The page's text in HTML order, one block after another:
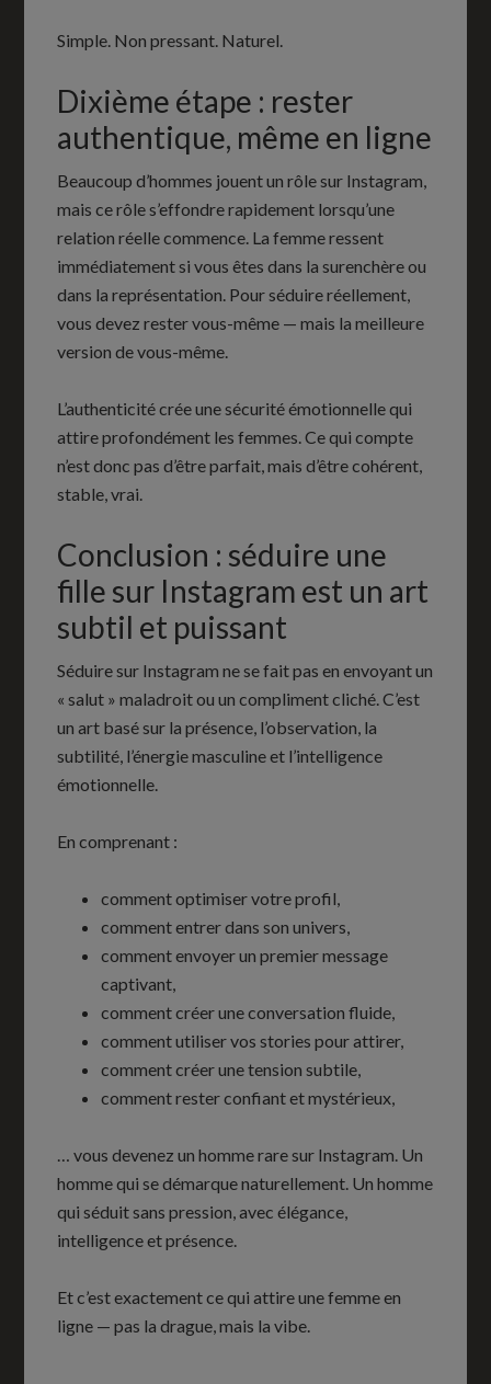
Simple. Non pressant. Naturel.
Dixième étape : rester
authentique, même en ligne
Beaucoup d’hommes jouent un rôle sur Instagram,
mais ce rôle s’effondre rapidement lorsqu’une
relation réelle commence. La femme ressent
immédiatement si vous êtes dans la surenchère ou
dans la représentation. Pour séduire réellement,
vous devez rester vous-même — mais la meilleure
version de vous-même.
L’authenticité crée une sécurité émotionnelle qui
attire profondément les femmes. Ce qui compte
n’est donc pas d’être parfait, mais d’être cohérent,
stable, vrai.
Conclusion : séduire une
fille sur Instagram est un art
subtil et puissant
Séduire sur Instagram ne se fait pas en envoyant un
« salut » maladroit ou un compliment cliché. C’est
un art basé sur la présence, l’observation, la
subtilité, l’énergie masculine et l’intelligence
émotionnelle.
En comprenant :
comment optimiser votre profil,
comment entrer dans son univers,
comment envoyer un premier message
captivant,
comment créer une conversation fluide,
comment utiliser vos stories pour attirer,
comment créer une tension subtile,
comment rester confiant et mystérieux,
… vous devenez un homme rare sur Instagram. Un
homme qui se démarque naturellement. Un homme
qui séduit sans pression, avec élégance,
intelligence et présence.
Et c’est exactement ce qui attire une femme en
ligne — pas la drague, mais la vibe.